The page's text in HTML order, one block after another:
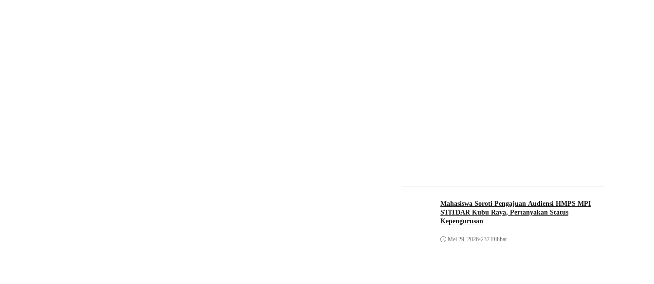
Mahasiswa Soroti Pengajuan Audiensi HMPS MPI
STITDAR Kubu Raya, Pertanyakan Status
Kepengurusan
Mei 29, 2026•237 Dilihat